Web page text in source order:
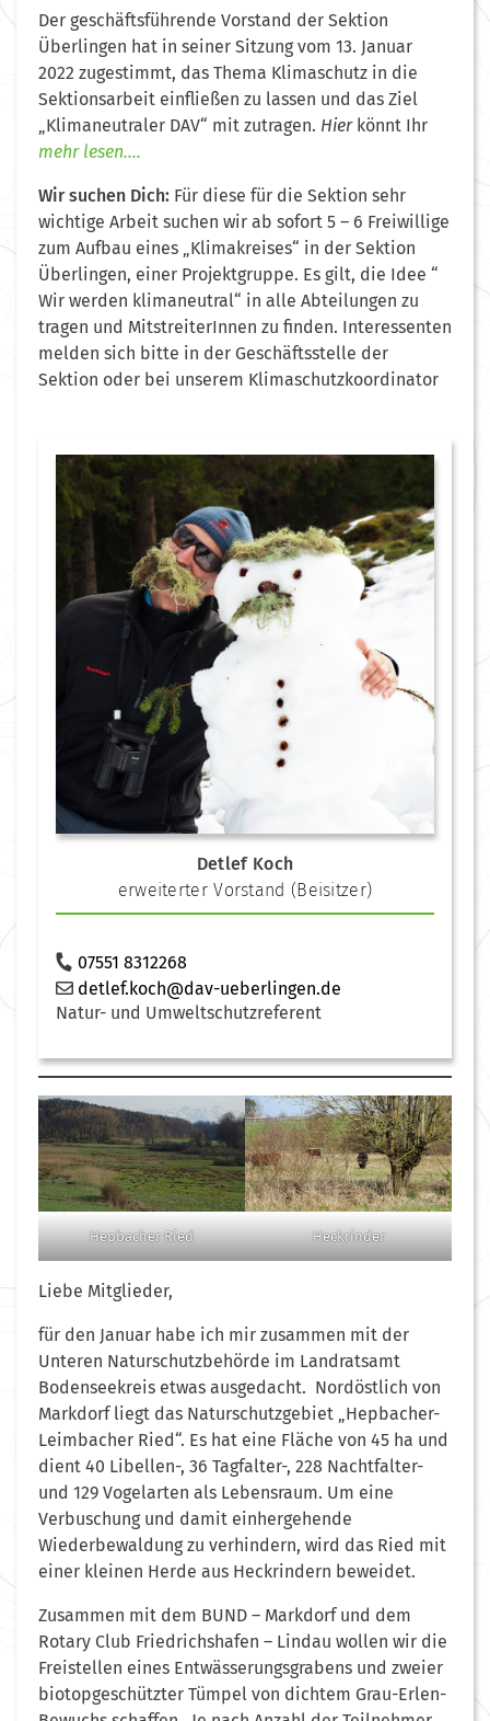
Der geschäftsführende Vorstand der Sektion
Überlingen hat in seiner Sitzung vom 13. Januar
2022 zugestimmt, das Thema Klimaschutz in die
Sektionsarbeit einfließen zu lassen und das Ziel
„Klimaneutraler DAV“ mit zutragen. Hier könnt Ihr
mehr lesen….
Wir suchen Dich: Für diese für die Sektion sehr
wichtige Arbeit suchen wir ab sofort 5 – 6 Freiwillige
zum Aufbau eines „Klimakreises“ in der Sektion
Überlingen, einer Projektgruppe. Es gilt, die Idee “
Wir werden klimaneutral“ in alle Abteilungen zu
tragen und MitstreiterInnen zu finden. Interessenten
melden sich bitte in der Geschäftsstelle der
Sektion oder bei unserem Klimaschutzkoordinator
Detlef Koch
erweiterter Vorstand (Beisitzer)
07551 8312268
detlef.koch@dav-ueberlingen.de
Natur- und Umweltschutzreferent
Hepbacher Ried Heckrinder
Liebe Mitglieder,
für den Januar habe ich mir zusammen mit der
Unteren Naturschutzbehörde im Landratsamt
Bodenseekreis etwas ausgedacht. Nordöstlich von
Markdorf liegt das Naturschutzgebiet „Hepbacher-
Leimbacher Ried“. Es hat eine Fläche von 45 ha und
dient 40 Libellen-, 36 Tagfalter-, 228 Nachtfalter-
und 129 Vogelarten als Lebensraum. Um eine
Verbuschung und damit einhergehende
Wiederbewaldung zu verhindern, wird das Ried mit
einer kleinen Herde aus Heckrindern beweidet.
Zusammen mit dem BUND – Markdorf und dem
Rotary Club Friedrichshafen – Lindau wollen wir die
Freistellen eines Entwässerungsgrabens und zweier
biotopgeschützter Tümpel von dichtem Grau-Erlen-